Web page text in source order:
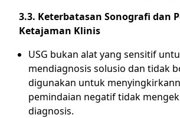
3.3. Keterbatasan Sonografi dan
Ketajaman Klinis
USG bukan alat yang sensitif
mendiagnosis solusio dan tidak
digunakan untuk
pemindaian negatif tidak
diagnosis.